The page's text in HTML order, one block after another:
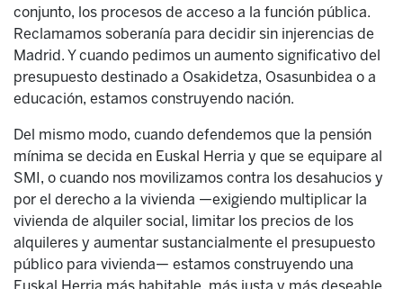
conjunto, los procesos de acceso a la función pública.
Reclamamos soberanía para decidir sin injerencias de
Madrid. Y cuando pedimos un aumento significativo del
presupuesto destinado a Osakidetza, Osasunbidea o a
educación, estamos construyendo nación.
Del mismo modo, cuando defendemos que la pensión
mínima se decida en Euskal Herria y que se equipare al
SMI, o cuando nos movilizamos contra los desahucios y
por el derecho a la vivienda —exigiendo multiplicar la
vivienda de alquiler social, limitar los precios de los
alquileres y aumentar sustancialmente el presupuesto
público para vivienda— estamos construyendo una